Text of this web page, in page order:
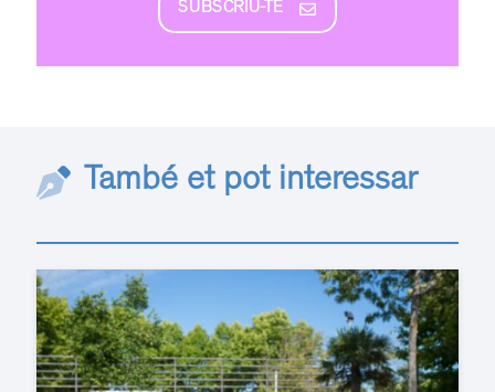
SUBSCRIU-TE
També et pot interessar